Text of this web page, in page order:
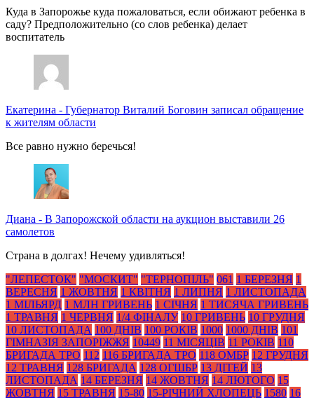
Куда в Запорожье куда пожаловаться, если обижают ребенка в
саду? Предположительно (со слов ребенка) делает
воспитатель
Екатерина - Губернатор Виталий Боговин записал обращение
к жителям области
Все равно нужно беречься!
Диана - В Запорожской области на аукцион выставили 26
самолетов
Страна в долгах! Нечему удивляться!
"ЛЕПЕСТОК" "МОСКИТ" "ТЕРНОПІЛЬ" 061 1 БЕРЕЗНЯ 1
ВЕРЕСНЯ 1 ЖОВТНЯ 1 КВІТНЯ 1 ЛИПНЯ 1 ЛИСТОПАДА
1 МІЛЬЯРД 1 МЛН ГРИВЕНЬ 1 СІЧНЯ 1 ТИСЯЧА ГРИВЕНЬ
1 ТРАВНЯ 1 ЧЕРВНЯ 1/4 ФІНАЛУ 10 ГРИВЕНЬ 10 ГРУДНЯ
10 ЛИСТОПАДА 100 ДНІВ 100 РОКІВ 1000 1000 ДНІВ 101
ГІМНАЗІЯ ЗАПОРІЖЖЯ 10449 11 МІСЯЦІВ 11 РОКІВ 110
БРИГАДА ТРО 112 116 БРИГАДА ТРО 118 ОМБР 12 ГРУДНЯ
12 ТРАВНЯ 128 БРИГАДА 128 ОГШБР 13 ДІТЕЙ 13
ЛИСТОПАДА 14 БЕРЕЗНЯ 14 ЖОВТНЯ 14 ЛЮТОГО 15
ЖОВТНЯ 15 ТРАВНЯ 15-80 15-РІЧНИЙ ХЛОПЕЦЬ 1580 16